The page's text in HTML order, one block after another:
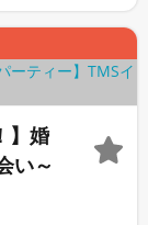
】婚
い～